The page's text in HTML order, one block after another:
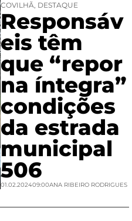
COVILHÃ, DESTAQUE
Responsáv
eis têm
que “repor
na íntegra”
condições
da estrada
municipal
506
01.02.202409:00ANA RIBEIRO RODRIGUES